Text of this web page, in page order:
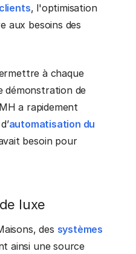
, l'optimisation
aux besoins des
à chaque
démonstration de
a rapidement
automatisation du
besoin pour
luxe
des systèmes
ainsi une source